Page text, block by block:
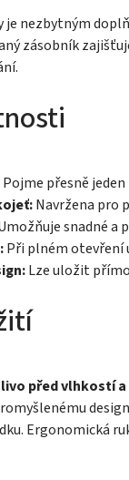
je nezbytným
zásobník
Pojme přesně
Navržena pro
snadné a
Při plném
Lze uložit
před vlhkostí
Ergonomická